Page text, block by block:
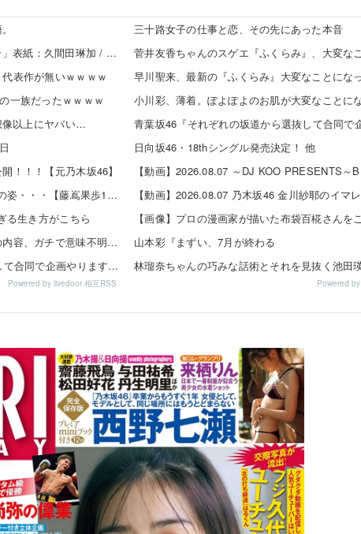
【8/20発売】「non-no 2026年 10月号」表紙：久間田琳加 / Hearts2Hearts
表作が無いｗｗｗｗ
一族だったｗｗｗｗ
像以上にヤバい…
！！！【元乃木坂46】
【日向坂46】 かほりん、ありのままの姿・・・【藤嶌果歩1st写真集】
る生き方がこちら
【悲報】小川と川﨑のインタビューの内容、ガチで意味不明すぎる
青葉坂46『それぞれの坂道から選抜して合同で企画やります！』←これが最悪だよな
Powered by livedoor 相互RSS
三十路女子の仕事と恋、その先にあった本音
早川聖来、最新の『ふくらみ』大変なことにな
日向坂46・18thシングル発売決定！ 他
【動画】2026.08.07 乃木坂46 金川紗耶のイマレ
【画像】プロの漫画家が描いた布袋百椛さんを
山本彩『まずい、7月が終わる
Powered